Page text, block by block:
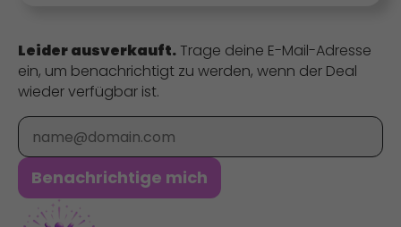
Leider ausverkauft. Trage deine E-Mail-Adresse
ein, um benachrichtigt zu werden, wenn der Deal
wieder verfügbar ist.
E-Mail
Benachrichtige mich